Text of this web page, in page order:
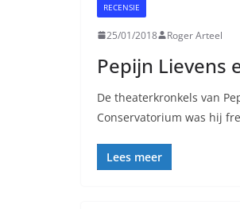
RECENSIE
25/01/2018 Roger Arteel
Pepijn Lievens
De theaterkronkels van
Conservatorium was hij
Lees meer